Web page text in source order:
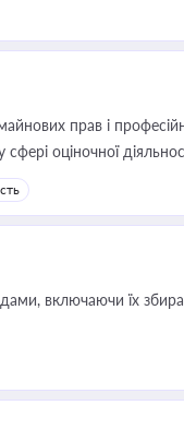
прав і
оціночної
юриста або бухгалтера
статусу суб'єктів
включаючи їх